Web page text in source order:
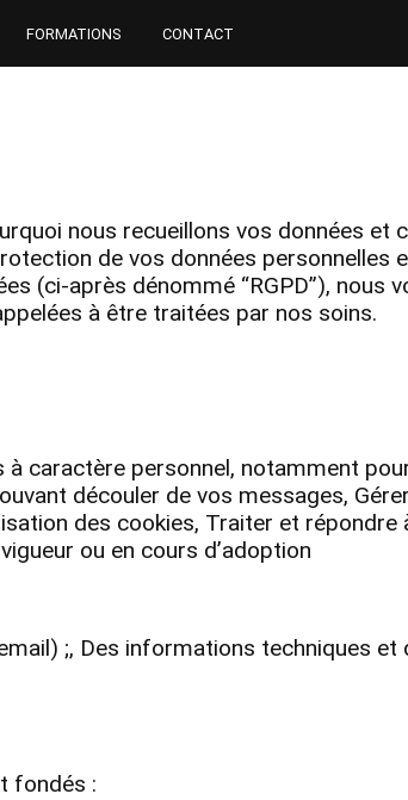
FORMATIONS CONTACT
nous recueillons vos données et
de vos données personnelles
(ci-après dénommé “RGPD”), nous
à être traitées par nos soins.
caractère personnel, notamment
découler de vos messages,
des cookies, Traiter et répondre
ou en cours d’adoption
;, Des informations techniques et
fondés :